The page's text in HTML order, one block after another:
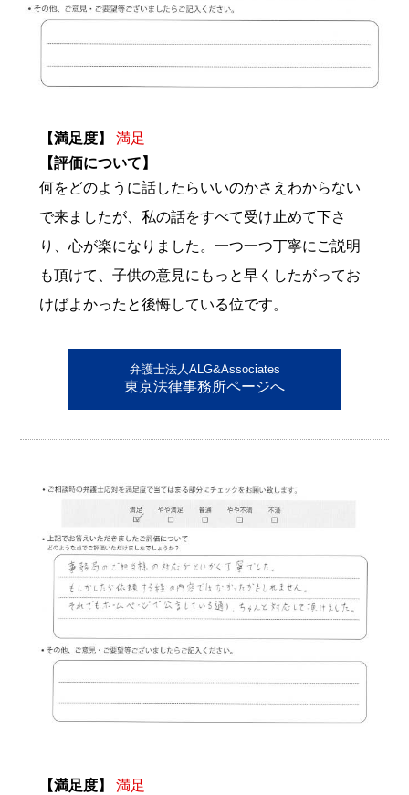
【満足度】
満足
【評価について】
何をどのように話したらいいのかさえわからない
で来ましたが、私の話をすべて受け止めて下さ
り、心が楽になりました。一つ一つ丁寧にご説明
も頂けて、子供の意見にもっと早くしたがってお
けばよかったと後悔している位です。
弁護士法人ALG&Associates
東京法律事務所ページへ
【満足度】
満足